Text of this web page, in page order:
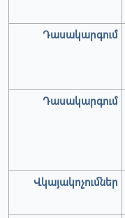
Դասակարգում
Դասակարգում
Վկայակոչումներ